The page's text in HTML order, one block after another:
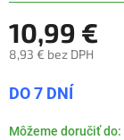
10,99 €
8,93 € bez DPH
cena:
DO 7 DNÍ
Môžeme doručiť do: